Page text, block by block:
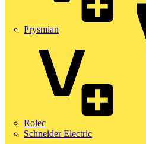
Prysmian
Rolec
Schneider Electric